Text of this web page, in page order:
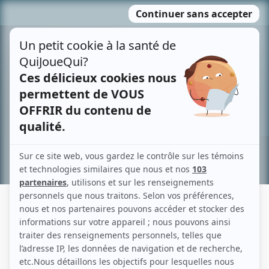
MENU
contenu
Recherche avancée »
MAXIME LAGACÉ
Liens
Fiche de Maxime Lagacé sur Showbizz.net